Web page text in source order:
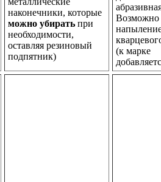
наконечники, которые
можно убирать при
необходимости,
оставляя резиновый
подпятник)
Возможно
(к марке